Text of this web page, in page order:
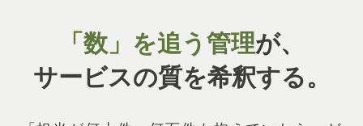
「数」を追う管理が、
サービスの質を希釈する。